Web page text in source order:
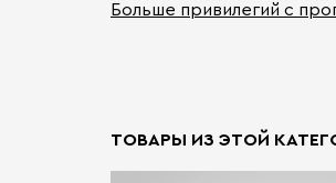
Больше привилегий с
ТОВАРЫ ИЗ ЭТОЙ